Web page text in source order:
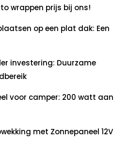
wrappen prijs bij ons!
op een plat dak: Een
investering: Duurzame
voor camper: 200 watt aan
met Zonnepaneel 12V